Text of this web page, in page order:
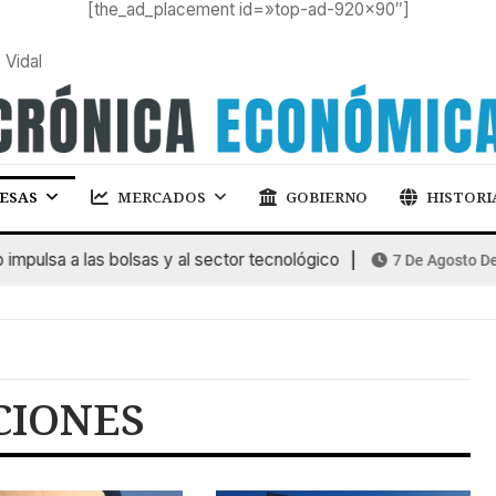
[the_ad_placement id=»top-ad-920×90″]
MERCADOS GOBIERNO
a las bolsas y al sector tecnológico 7 De Agosto De